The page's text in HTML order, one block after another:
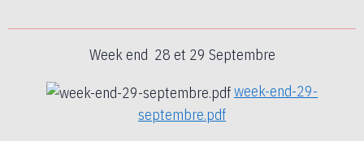
Week end 28 et 29 Septembre
week-end-29-
septembre.pdf